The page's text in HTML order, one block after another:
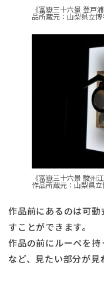
《冨嶽三十六景 登
品所蔵元：山梨県立博
《冨嶽三十六景 駿
作品所蔵元：山梨県立
作品前にあるのは可
すことができます。
作品の前にルーペを
など、見たい部分が見